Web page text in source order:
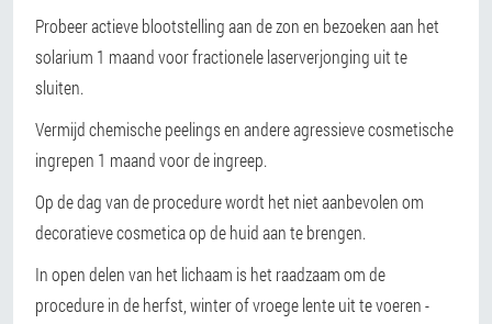
Probeer actieve blootstelling aan de zon en bezoeken aan het
solarium 1 maand voor fractionele laserverjonging uit te
sluiten.
Vermijd chemische peelings en andere agressieve cosmetische
ingrepen 1 maand voor de ingreep.
Op de dag van de procedure wordt het niet aanbevolen om
decoratieve cosmetica op de huid aan te brengen.
In open delen van het lichaam is het raadzaam om de
procedure in de herfst, winter of vroege lente uit te voeren -